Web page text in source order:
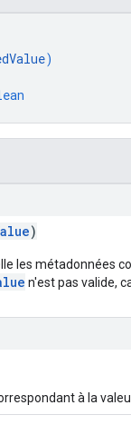
)
)
les métadonnées
n'est pas valide,
à la